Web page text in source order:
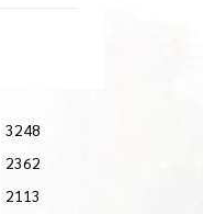
3248
2362
2113